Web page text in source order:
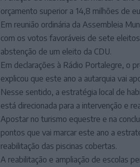
orçamento superior a 14,8 milhões de
Em reunião ordinária da Assembleia
com os votos favoráveis de sete
abstenção de um eleito da CDU.
Em declarações à Rádio Portalegre, o
explicou que este ano a autarquia vai
Nesse sentido, a estratégia local de
está direcionada para a intervenção e
Apostar no turismo equestre e na
pontos que vai marcar este ano a
reabilitação das piscinas cobertas.
A reabilitação e ampliação de escolas